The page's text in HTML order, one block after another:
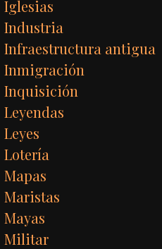
Iglesias
Industria
Infraestructura antigua
Inmigración
Inquisición
Leyendas
Leyes
Lotería
Mapas
Maristas
Mayas
Militar